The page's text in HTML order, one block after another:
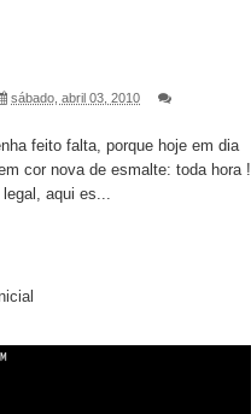
sábado, abril 03, 2010
feito falta, porque hoje em dia
cor nova de esmalte: toda hora !
aqui es...